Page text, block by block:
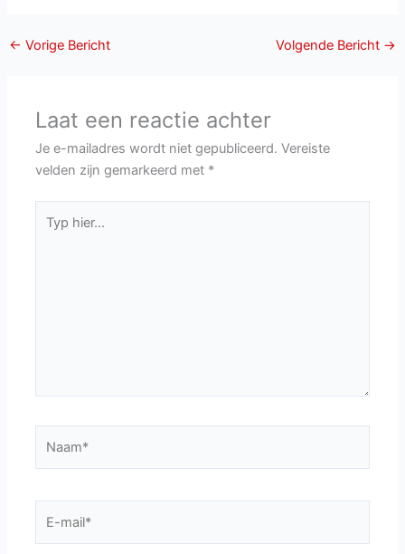
← Vorige Bericht Volgende Bericht →
Laat een reactie achter
Je e-mailadres wordt niet gepubliceerd. Vereiste
velden zijn gemarkeerd met *
hier...
mail*